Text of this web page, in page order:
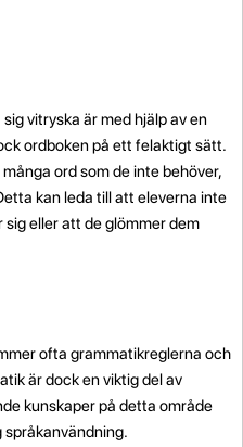
vitryska är med hjälp av en
ordboken på ett felaktigt sätt.
ord som de inte behöver,
kan leda till att eleverna inte
eller att de glömmer dem
ofta grammatikreglerna och
är dock en viktig del av
kunskaper på detta område